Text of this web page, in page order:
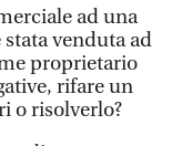
ad una
venduta ad
proprietario
rifare un
o risolverlo?